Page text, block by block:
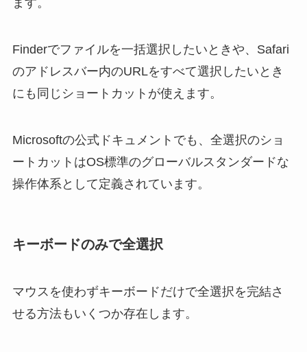
Finderでファイルを一括選択したいときや、Safari
のアドレスバー内のURLをすべて選択したいとき
にも同じショートカットが使えます。
Microsoftの公式ドキュメントでも、全選択のショ
ートカットはOS標準のグローバルスタンダードな
操作体系として定義されています。
キーボードのみで全選択
マウスを使わずキーボードだけで全選択を完結さ
せる方法もいくつか存在します。